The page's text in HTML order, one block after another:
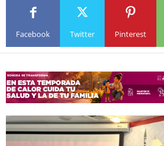
Facebook Twitter Pinterest